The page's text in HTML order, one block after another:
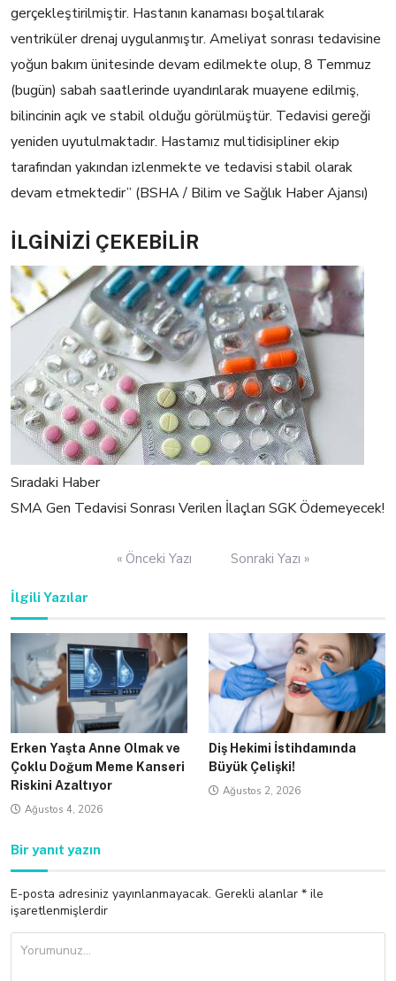
gerçekleştirilmiştir. Hastanın kanaması boşaltılarak
ventriküler drenaj uygulanmıştır. Ameliyat sonrası tedavisine
yoğun bakım ünitesinde devam edilmekte olup, 8 Temmuz
(bugün) sabah saatlerinde uyandırılarak muayene edilmiş,
bilincinin açık ve stabil olduğu görülmüştür. Tedavisi gereği
yeniden uyutulmaktadır. Hastamız multidisipliner ekip
tarafından yakından izlenmekte ve tedavisi stabil olarak
devam etmektedir” (BSHA / Bilim ve Sağlık Haber Ajansı)
İLGİNİZİ ÇEKEBİLİR
Sıradaki Haber
SMA Gen Tedavisi Sonrası Verilen İlaçları SGK Ödemeyecek!
« Önceki Yazı Sonraki Yazı »
İlgili Yazılar
Erken Yaşta Anne Olmak ve
Çoklu Doğum Meme Kanseri
Riskini Azaltıyor
Ağustos 4, 2026
Diş Hekimi İstihdamında
Büyük Çelişki!
Ağustos 2, 2026
Bir yanıt yazın
E-posta adresiniz yayınlanmayacak. Gerekli alanlar * ile
işaretlenmişlerdir